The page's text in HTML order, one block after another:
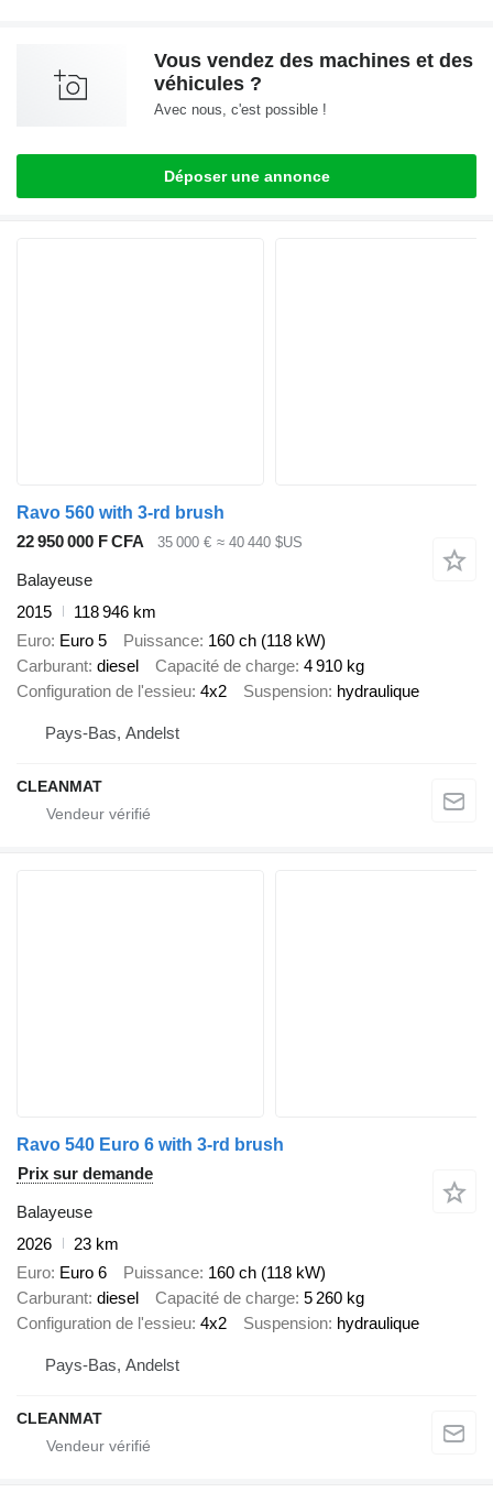
Vous vendez des machines et des
véhicules ?
Avec nous, c'est possible !
Déposer une annonce
Ravo 560 with 3-rd brush
22 950 000 F CFA
35 000 € ≈ 40 440 $US
Balayeuse
2015
118 946 km
Euro Euro 5 Puissance 160 ch (118 kW)
Carburant diesel Capacité de charge 4 910 kg
Configuration de l'essieu 4x2 Suspension hydraulique
Pays-Bas, Andelst
CLEANMAT
Ravo 540 Euro 6 with 3-rd brush
Prix sur demande
Balayeuse
2026
23 km
Euro Euro 6 Puissance 160 ch (118 kW)
Carburant diesel Capacité de charge 5 260 kg
Configuration de l'essieu 4x2 Suspension hydraulique
Pays-Bas, Andelst
CLEANMAT